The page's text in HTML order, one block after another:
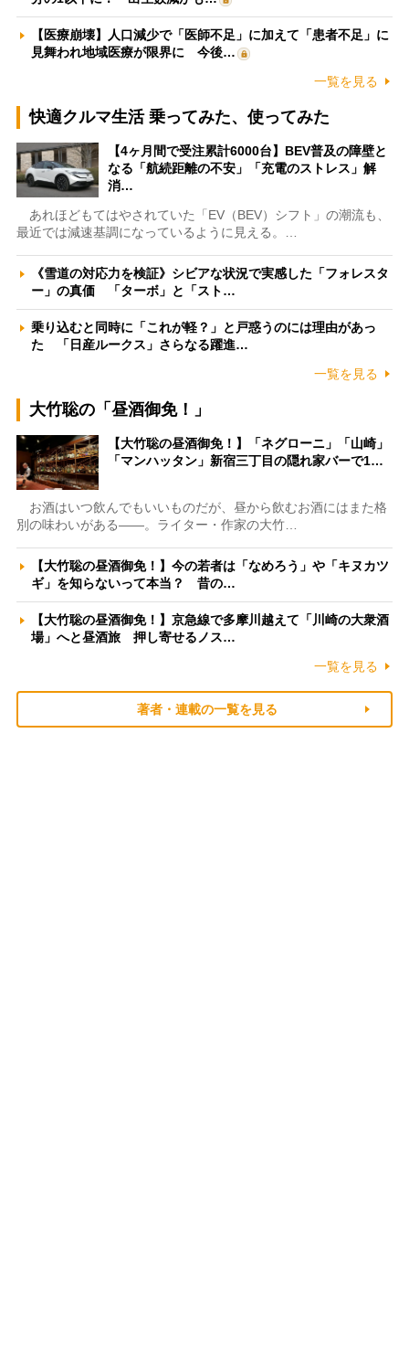
【医療崩壊】人口減少で「医師不足」に加えて「患者不足」に
見舞われ地域医療が限界に 今後…
一覧を見る
快適クルマ生活 乗ってみた、使ってみた
【4ヶ月間で受注累計6000台】BEV普及の障壁と
なる「航続距離の不安」「充電のストレス」解
消…
あれほどもてはやされていた「EV（BEV）シフト」の潮流も、
最近では減速基調になっているように見える。…
《雪道の対応力を検証》シビアな状況で実感した「フォレスタ
ー」の真価 「ターボ」と「スト…
乗り込むと同時に「これが軽？」と戸惑うのには理由があっ
た 「日産ルークス」さらなる躍進…
一覧を見る
大竹聡の「昼酒御免！」
【大竹聡の昼酒御免！】「ネグローニ」「山崎」
「マンハッタン」新宿三丁目の隠れ家バーで1…
お酒はいつ飲んでもいいものだが、昼から飲むお酒にはまた格
別の味わいがある――。ライター・作家の大竹…
【大竹聡の昼酒御免！】今の若者は「なめろう」や「キヌカツ
ギ」を知らないって本当？ 昔の…
【大竹聡の昼酒御免！】京急線で多摩川越えて「川崎の大衆酒
場」へと昼酒旅 押し寄せるノス…
一覧を見る
著者・連載の一覧を見る